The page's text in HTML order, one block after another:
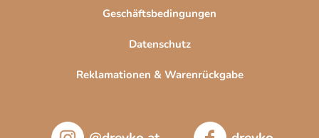
Geschäftsbedingungen
Datenschutz
Reklamationen & Warenrückgabe